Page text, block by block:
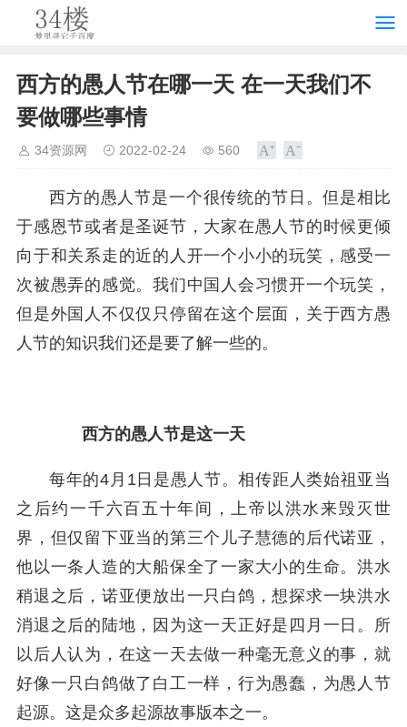
西方的愚人节在哪一天 在一天我们不
要做哪些事情
34资源网 2022-02-24 560
西方的愚人节是一个很传统的节日。但是相比
于感恩节或者是圣诞节，大家在愚人节的时候更倾
向于和关系走的近的人开一个小小的玩笑，感受一
次被愚弄的感觉。我们中国人会习惯开一个玩笑，
但是外国人不仅仅只停留在这个层面，关于西方愚
人节的知识我们还是要了解一些的。
西方的愚人节是这一天
每年的4月1日是愚人节。相传距人类始祖亚当
之后约一千六百五十年间，上帝以洪水来毁灭世
界，但仅留下亚当的第三个儿子慧德的后代诺亚，
他以一条人造的大船保全了一家大小的生命。洪水
稍退之后，诺亚便放出一只白鸽，想探求一块洪水
消退之后的陆地，因为这一天正好是四月一日。所
以后人认为，在这一天去做一种毫无意义的事，就
好像一只白鸽做了白工一样，行为愚蠢，为愚人节
起源。这是众多起源故事版本之一。